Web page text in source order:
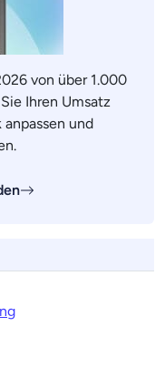
von über 1.000
Ihren Umsatz
und